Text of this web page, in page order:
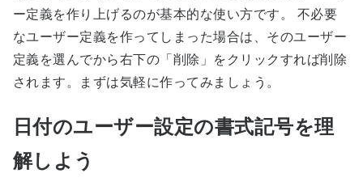
ー定義を作り上げるのが基本的な使い方です。 不必要
なユーザー定義を作ってしまった場合は、そのユーザー
定義を選んでから右下の「削除」をクリックすれば削除
されます。まずは気軽に作ってみましょう。
日付のユーザー設定の書式記号を理
解しよう